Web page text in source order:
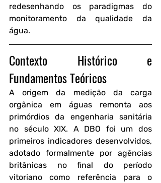
redesenhando os paradigmas do
monitoramento da qualidade da
água.
Contexto Histórico e
Fundamentos Teóricos
A origem da medição da carga
orgânica em águas remonta aos
primórdios da engenharia sanitária
no século XIX. A DBO foi um dos
primeiros indicadores desenvolvidos,
adotado formalmente por agências
britânicas no final do período
vitoriano como referência para o